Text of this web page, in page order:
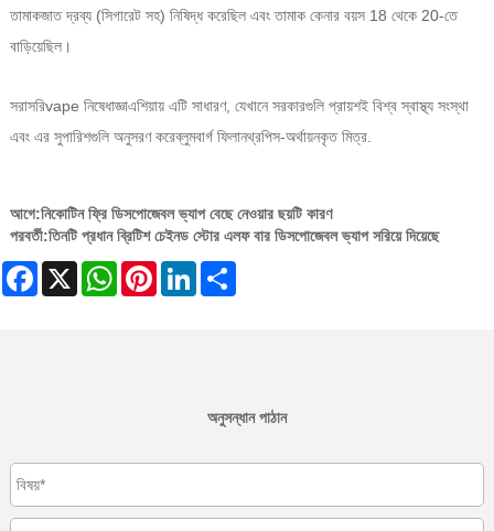
তামাকজাত দ্রব্য (সিগারেট সহ) নিষিদ্ধ করেছিল এবং তামাক কেনার বয়স 18 থেকে 20-তে
বাড়িয়েছিল।
সরাসরিvape নিষেধাজ্ঞাএশিয়ায় এটি সাধারণ, যেখানে সরকারগুলি প্রায়শই বিশ্ব স্বাস্থ্য সংস্থা
এবং এর সুপারিশগুলি অনুসরণ করেব্লুমবার্গ ফিলানথ্রপিস-অর্থায়নকৃত মিত্র.
আগে:নিকোটিন ফ্রি ডিসপোজেবল ভ্যাপ বেছে নেওয়ার ছয়টি কারণ
পরবর্তী:তিনটি প্রধান ব্রিটিশ চেইনড স্টোর এলফ বার ডিসপোজেবল ভ্যাপ সরিয়ে দিয়েছে
Facebook WhatsAppPinterestLinkedIn
অনুসন্ধান পাঠান